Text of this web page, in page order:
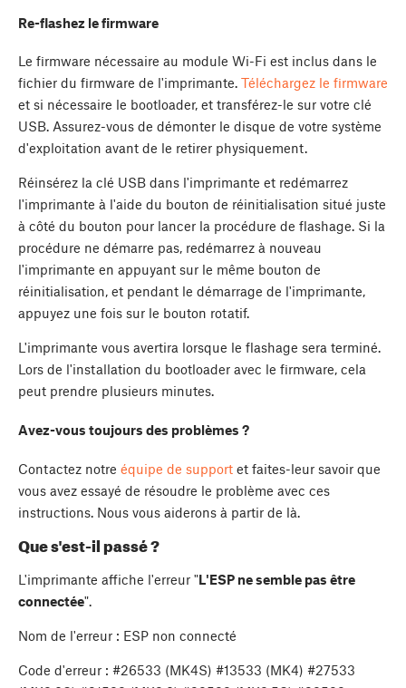
Re-flashez le firmware
Le firmware nécessaire au module Wi-Fi est inclus dans le
fichier du firmware de l'imprimante. Téléchargez le firmware
et si nécessaire le bootloader, et transférez-le sur votre clé
USB. Assurez-vous de démonter le disque de votre système
d'exploitation avant de le retirer physiquement.
Réinsérez la clé USB dans l'imprimante et redémarrez
l'imprimante à l'aide du bouton de réinitialisation situé juste
à côté du bouton pour lancer la procédure de flashage. Si la
procédure ne démarre pas, redémarrez à nouveau
l'imprimante en appuyant sur le même bouton de
réinitialisation, et pendant le démarrage de l'imprimante,
appuyez une fois sur le bouton rotatif.
L'imprimante vous avertira lorsque le flashage sera terminé.
Lors de l'installation du bootloader avec le firmware, cela
peut prendre plusieurs minutes.
Avez-vous toujours des problèmes ?
Contactez notre équipe de support et faites-leur savoir que
vous avez essayé de résoudre le problème avec ces
instructions. Nous vous aiderons à partir de là.
Que s'est-il passé ?
L'imprimante affiche l'erreur "L'ESP ne semble pas être
connectée".
Nom de l'erreur : ESP non connecté
Code d'erreur : #26533 (MK4S) #13533 (MK4) #27533